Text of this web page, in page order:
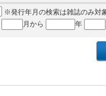
※発行年月の検索は雑誌のみ対
月から 年